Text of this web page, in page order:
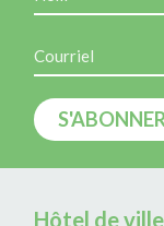
Hôtel de ville